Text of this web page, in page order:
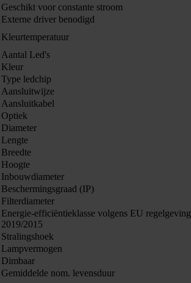
Geschikt voor constante stroom
Externe driver benodigd
Kleurtemperatuur
Aantal Led's
Kleur
Type ledchip
Aansluitwijze
Aansluitkabel
Optiek
Diameter
Lengte
Breedte
Hoogte
Inbouwdiameter
Beschermingsgraad (IP)
Filterdiameter
Energie-efficiëntieklasse volgens EU regelgeving
2019/2015
Stralingshoek
Lampvermogen
Dimbaar
Gemiddelde nom. levensduur